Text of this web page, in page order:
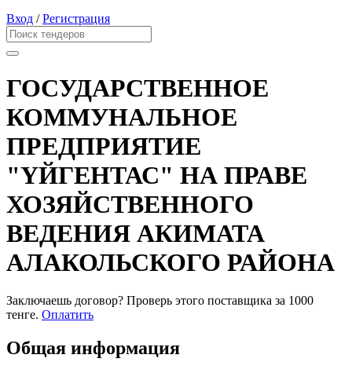
Вход /Регистрация
ГОСУДАРСТВЕННОЕ
КОММУНАЛЬНОЕ
ПРЕДПРИЯТИЕ
"ҮЙГЕНТАС" НА ПРАВЕ
ХОЗЯЙСТВЕННОГО
ВЕДЕНИЯ АКИМАТА
АЛАКОЛЬСКОГО РАЙОНА
Заключаешь договор? Проверь этого поставщика за 1000
тенге. Оплатить
Общая информация